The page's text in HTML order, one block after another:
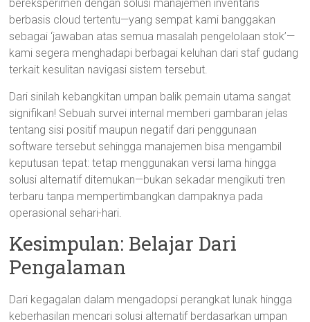
bereksperimen dengan solusi manajemen inventaris
berbasis cloud tertentu—yang sempat kami banggakan
sebagai ‘jawaban atas semua masalah pengelolaan stok’—
kami segera menghadapi berbagai keluhan dari staf gudang
terkait kesulitan navigasi sistem tersebut.
Dari sinilah kebangkitan umpan balik pemain utama sangat
signifikan! Sebuah survei internal memberi gambaran jelas
tentang sisi positif maupun negatif dari penggunaan
software tersebut sehingga manajemen bisa mengambil
keputusan tepat: tetap menggunakan versi lama hingga
solusi alternatif ditemukan—bukan sekadar mengikuti tren
terbaru tanpa mempertimbangkan dampaknya pada
operasional sehari-hari.
Kesimpulan: Belajar Dari
Pengalaman
Dari kegagalan dalam mengadopsi perangkat lunak hingga
keberhasilan mencari solusi alternatif berdasarkan umpan